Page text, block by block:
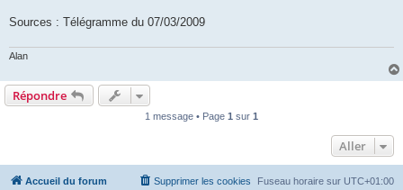
Sources : Télégramme du 07/03/2009
Alan
Répondre
1 message • Page 1 sur 1
Aller
Accueil du forum Fuseau horaire sur UTC+01:00
Supprimer les cookies